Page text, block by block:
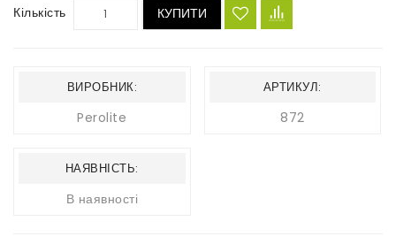
Кількість КУПИТИ
ВИРОБНИК:
Perolite
АРТИКУЛ:
872
НАЯВНІСТЬ:
В наявності